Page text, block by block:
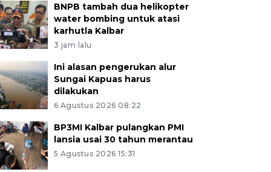
BNPB tambah dua helikopter
water bombing untuk atasi
karhutla Kalbar
3 jam lalu
Ini alasan pengerukan alur
Sungai Kapuas harus
dilakukan
6 Agustus 2026 08:22
BP3MI Kalbar pulangkan PMI
lansia usai 30 tahun merantau
5 Agustus 2026 15:31